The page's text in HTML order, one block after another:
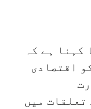
ہے کہ
اقتصادی
تعلقات میں